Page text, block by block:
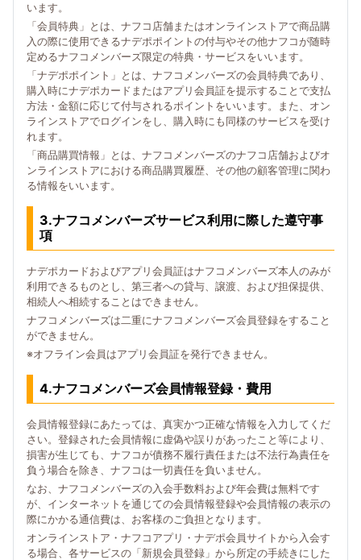
います。
「会員特典」とは、ナフコ店舗またはオンラインストアで商品購
入の際に使用できるナデポポイントの付与やその他ナフコが随時
定めるナフコメンバーズ限定の特典・サービスをいいます。
「ナデポポイント」とは、ナフコメンバーズの会員特典であり、
購入時にナデポカードまたはアプリ会員証を提示することで支払
方法・金額に応じて付与されるポイントをいいます。また、オン
ラインストアでログインをし、購入時にも同様のサービスを受け
れます。
「商品購買情報」とは、ナフコメンバーズのナフコ店舗およびオ
ンラインストアにおける商品購買履歴、その他の顧客管理に関わ
る情報をいいます。
3.ナフコメンバーズサービス利用に際した遵守事
項
ナデポカードおよびアプリ会員証はナフコメンバーズ本人のみが
利用できるものとし、第三者への貸与、譲渡、および担保提供、
相続人へ相続することはできません。
ナフコメンバーズは二重にナフコメンバーズ会員登録をすること
ができません。
※オフライン会員はアプリ会員証を発行できません。
4.ナフコメンバーズ会員情報登録・費用
会員情報登録にあたっては、真実かつ正確な情報を入力してくだ
さい。登録された会員情報に虚偽や誤りがあったこと等により、
損害が生じても、ナフコが債務不履行責任または不法行為責任を
負う場合を除き、ナフコは一切責任を負いません。
なお、ナフコメンバーズの入会手数料および年会費は無料です
が、インターネットを通じての会員情報登録や会員情報の表示の
際にかかる通信費は、お客様のご負担となります。
オンラインストア・ナフコアプリ・ナデポ会員サイトから入会す
る場合、各サービスの「新規会員登録」から所定の手続きにした